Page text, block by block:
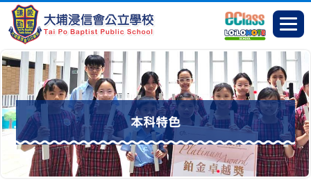
本科特色